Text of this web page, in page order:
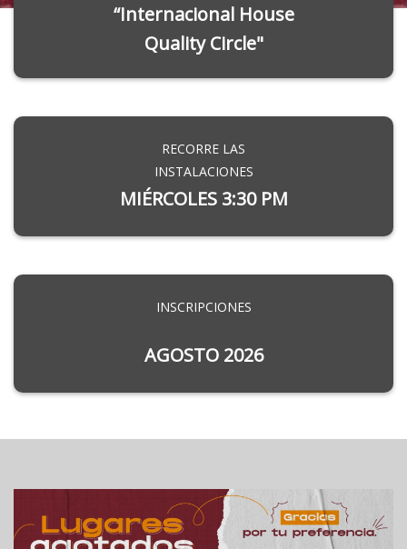
“Internacional House
Quality Circle"
RECORRE LAS
INSTALACIONES
MIÉRCOLES 3:30 PM
INSCRIPCIONES
AGOSTO 2026